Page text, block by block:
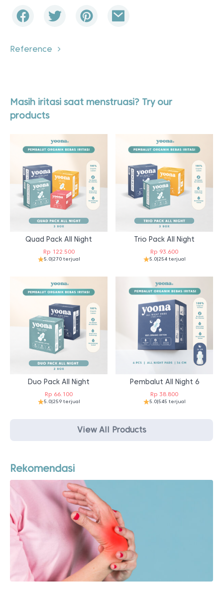
Reference
Masih iritasi saat menstruasi? Try our
products
Quad Pack All Night
Rp122.500
5.0|270 terjual
Trio Pack All Night
Rp 93.600
5.0|254 terjual
Duo Pack All Night
Rp 66.100
5.0|259 terjual
Pembalut All Night 6
Rp 38.800
5.0|545 terjual
View All Products
Rekomendasi